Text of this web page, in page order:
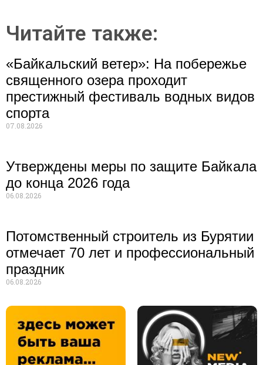
Читайте также:
«Байкальский ветер»: На побережье
священного озера проходит
престижный фестиваль водных видов
спорта
07.08.2026
Утверждены меры по защите Байкала
до конца 2026 года
06.08.2026
Потомственный строитель из Бурятии
отмечает 70 лет и профессиональный
праздник
06.08.2026